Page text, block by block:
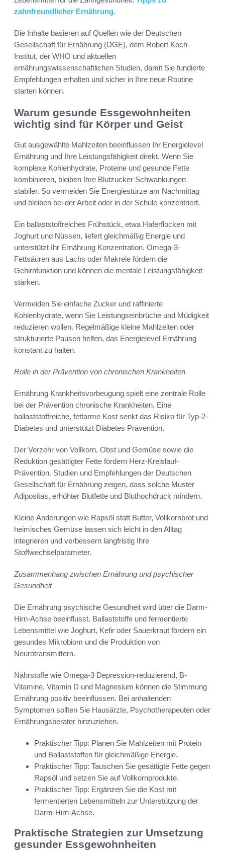
zahnfreundlicher Ernährung.
Die Inhalte basieren auf Quellen wie der Deutschen
Gesellschaft für Ernährung (DGE), dem Robert Koch-
Institut, der WHO und aktuellen
ernährungswissenschaftlichen Studien, damit Sie fundierte
Empfehlungen erhalten und sicher in Ihre neue Routine
starten können.
Warum gesunde Essgewohnheiten
wichtig sind für Körper und Geist
Gut ausgewählte Mahlzeiten beeinflussen Ihr Energielevel
Ernährung und Ihre Leistungsfähigkeit direkt. Wenn Sie
komplexe Kohlenhydrate, Proteine und gesunde Fette
kombinieren, bleiben Ihre Blutzucker Schwankungen
stabiler. So vermeiden Sie Energiestürze am Nachmittag
und bleiben bei der Arbeit oder in der Schule konzentriert.
Ein ballaststoffreiches Frühstück, etwa Haferflocken mit
Joghurt und Nüssen, liefert gleichmäßig Energie und
unterstützt Ihr Ernährung Konzentration. Omega-3-
Fettsäuren aus Lachs oder Makrele fördern die
Gehirnfunktion und können die mentale Leistungsfähigkeit
stärken.
Vermeiden Sie einfache Zucker und raffinierte
Kohlenhydrate, wenn Sie Leistungseinbrüche und Müdigkeit
reduzieren wollen. Regelmäßige kleine Mahlzeiten oder
strukturierte Pausen helfen, das Energielevel Ernährung
konstant zu halten.
Rolle in der Prävention von chronischen Krankheiten
Ernährung Krankheitsvorbeugung spielt eine zentrale Rolle
bei der Prävention chronische Krankheiten. Eine
ballaststoffreiche, fettarme Kost senkt das Risiko für Typ-2-
Diabetes und unterstützt Diabetes Prävention.
Der Verzehr von Vollkorn, Obst und Gemüse sowie die
Reduktion gesättigter Fette fördern Herz-Kreislauf-
Prävention. Studien und Empfehlungen der Deutschen
Gesellschaft für Ernährung zeigen, dass solche Muster
Adipositas, erhöhter Blutfette und Bluthochdruck mindern.
Kleine Änderungen wie Rapsöl statt Butter, Vollkornbrot und
heimisches Gemüse lassen sich leicht in den Alltag
integrieren und verbessern langfristig Ihre
Stoffwechselparameter.
Zusammenhang zwischen Ernährung und psychischer
Gesundheit
Die Ernährung psychische Gesundheit wird über die Darm-
Hirn-Achse beeinflusst. Ballaststoffe und fermentierte
Lebensmittel wie Joghurt, Kefir oder Sauerkraut fördern ein
gesundes Mikrobiom und die Produktion von
Neurotransmittern.
Nährstoffe wie Omega-3 Depression-reduzierend, B-
Vitamine, Vitamin D und Magnesium können die Stimmung
Ernährung positiv beeinflussen. Bei anhaltenden
Symptomen sollten Sie Hausärzte, Psychotherapeuten oder
Ernährungsberater hinzuziehen.
Praktischer Tipp: Planen Sie Mahlzeiten mit Protein
und Ballaststoffen für gleichmäßige Energie.
Praktischer Tipp: Tauschen Sie gesättigte Fette gegen
Rapsöl und setzen Sie auf Vollkornprodukte.
Praktischer Tipp: Ergänzen Sie die Kost mit
fermentierten Lebensmitteln zur Unterstützung der
Darm-Hirn-Achse.
Praktische Strategien zur Umsetzung
gesunder Essgewohnheiten